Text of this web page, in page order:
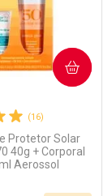
(16)
Protetor Solar
40g + Corporal
Aerossol
COMPRAR